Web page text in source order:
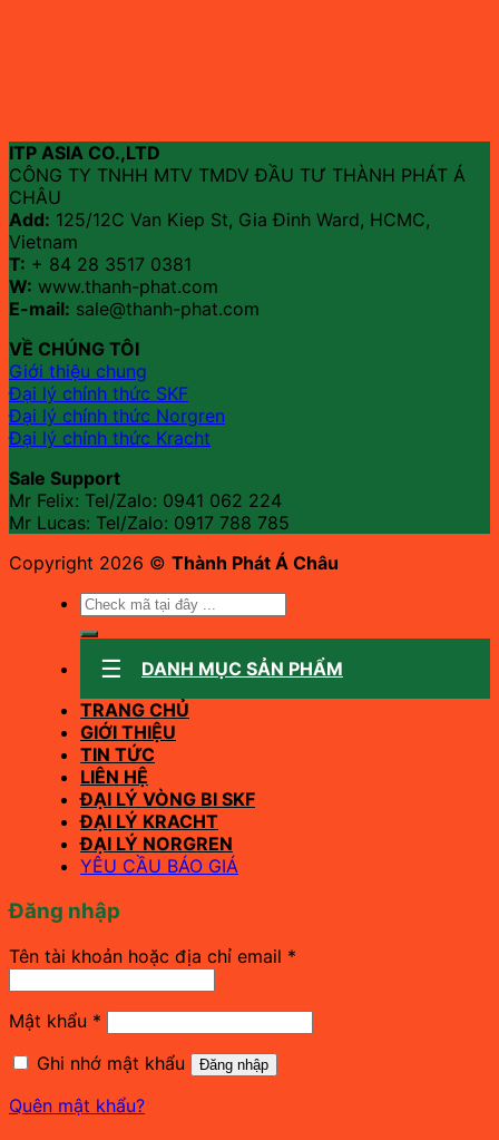
ITP ASIA CO.,LTD
CÔNG TY TNHH MTV TMDV ĐẦU TƯ THÀNH PHÁT Á
CHÂU
Add: 125/12C Van Kiep St, Gia Đinh Ward, HCMC,
Vietnam
T: + 84 28 3517 0381
W: www.thanh-phat.com
E-mail: sale@thanh-phat.com
VỀ CHÚNG TÔI
Giới thiệu chung
Đại lý chính thức SKF
Đại lý chính thức Norgren
Đại lý chính thức Kracht
Sale Support
Mr Felix: Tel/Zalo: 0941 062 224
Mr Lucas: Tel/Zalo: 0917 788 785
Copyright 2026 © Thành Phát Á Châu
Tìm
DANH MỤC SẢN PHẨM
TRANG CHỦ
GIỚI THIỆU
TIN TỨC
LIÊN HỆ
ĐẠI LÝ VÒNG BI SKF
ĐẠI LÝ KRACHT
ĐẠI LÝ NORGREN
YÊU CẦU BÁO GIÁ
Đăng nhập
Tên tài khoản hoặc địa chỉ email *
Mật khẩu * Bắt
buộc
Ghi nhớ mật khẩu
Đăng nhập
Quên mật khẩu?